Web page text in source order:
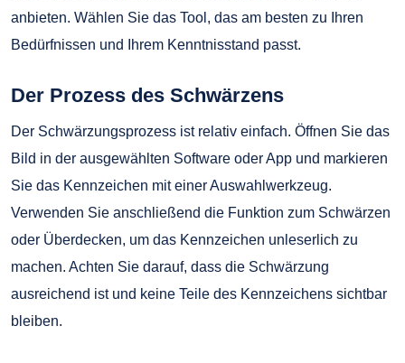
anbieten. Wählen Sie das Tool, das am besten zu Ihren
Bedürfnissen und Ihrem Kenntnisstand passt.
Der Prozess des Schwärzens
Der Schwärzungsprozess ist relativ einfach. Öffnen Sie das
Bild in der ausgewählten Software oder App und markieren
Sie das Kennzeichen mit einer Auswahlwerkzeug.
Verwenden Sie anschließend die Funktion zum Schwärzen
oder Überdecken, um das Kennzeichen unleserlich zu
machen. Achten Sie darauf, dass die Schwärzung
ausreichend ist und keine Teile des Kennzeichens sichtbar
bleiben.